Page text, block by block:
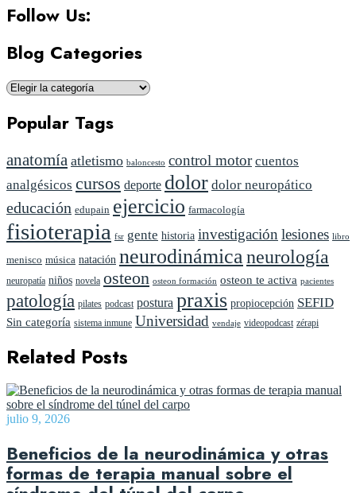
Follow Us:
Blog Categories
Blog
Popular Tags
anatomía atletismo baloncesto control motor cuentos
analgésicos cursos deporte dolor dolor neuropático
educación edupain ejercicio farmacología
fisioterapia fsr gente historia investigación lesiones libro
menisco música natación neurodinámicaneurología
neuropatía niños novela osteon osteon formación osteon te activa pacientes
patología pilates podcast postura praxis propiocepción SEFID
Sin categoría sistema inmune Universidad vendaje videopodcast zérapi
Related Posts
julio 9, 2026
Beneficios de la neurodinámica y otras
formas de terapia manual sobre el